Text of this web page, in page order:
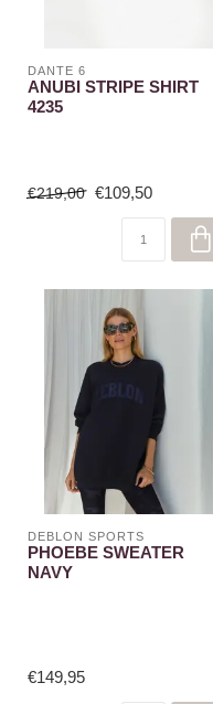
DANTE 6
ANUBI STRIPE SHIRT
4235
€219,00 €109,50
DEBLON SPORTS
PHOEBE SWEATER
NAVY
€149,95